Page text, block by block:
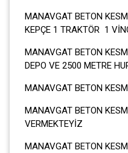
MANAVGAT BETON
KEPÇE 1 TRAKTÖR 1
MANAVGAT BETON
DEPO VE 2500 METRE
MANAVGAT BETON
MANAVGAT BETON
VERMEKTEYİZ
MANAVGAT BETON